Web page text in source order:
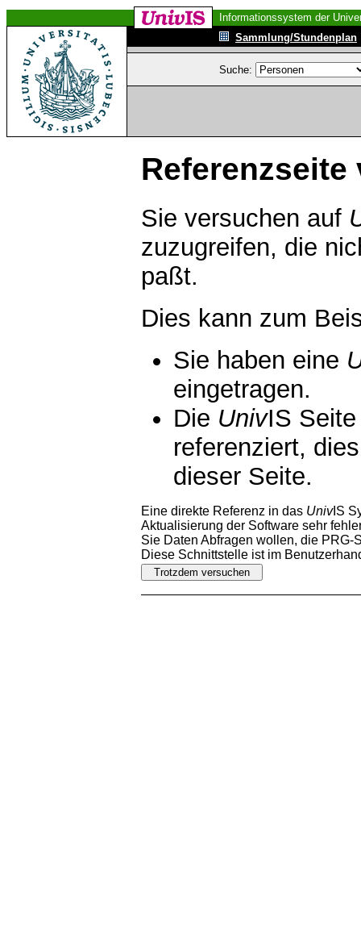
Informationssystem der
Sammlung/Stundenplan
Suche:
Referenzseite
Sie versuchen auf
zuzugreifen, die
paßt.
Dies kann zum
Sie haben eine
eingetragen.
Die UnivIS
referenziert,
dieser Seite.
Eine direkte Referenz in das UnivIS
Aktualisierung der Software sehr
Sie Daten Abfragen wollen, die PRG-
Diese Schnittstelle ist im